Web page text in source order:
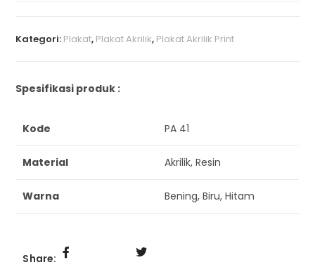
Kategori: Plakat, Plakat Akrilik, Plakat Akrilik Print
Spesifikasi produk :
Kode PA 41
Material Akrilik, Resin
Warna Bening, Biru, Hitam
Share: